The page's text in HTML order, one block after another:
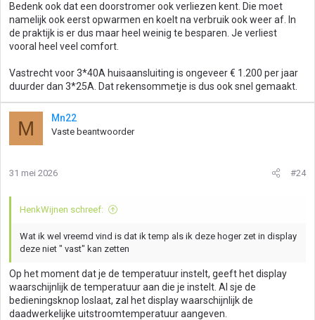
Bedenk ook dat een doorstromer ook verliezen kent. Die moet
namelijk ook eerst opwarmen en koelt na verbruik ook weer af. In
de praktijk is er dus maar heel weinig te besparen. Je verliest
vooral heel veel comfort.
Vastrecht voor 3*40A huisaansluiting is ongeveer € 1.200 per jaar
duurder dan 3*25A. Dat rekensommetje is dus ook snel gemaakt.
M Mn22
Vaste beantwoorder
31 mei 2026 #24
HenkWijnen schreef:
Wat ik wel vreemd vind is dat ik temp als ik deze hoger zet in display
deze niet " vast" kan zetten
Op het moment dat je de temperatuur instelt, geeft het display
waarschijnlijk de temperatuur aan die je instelt. Al sje de
bedieningsknop loslaat, zal het display waarschijnlijk de
daadwerkelijke uitstroomtemperatuur aangeven.